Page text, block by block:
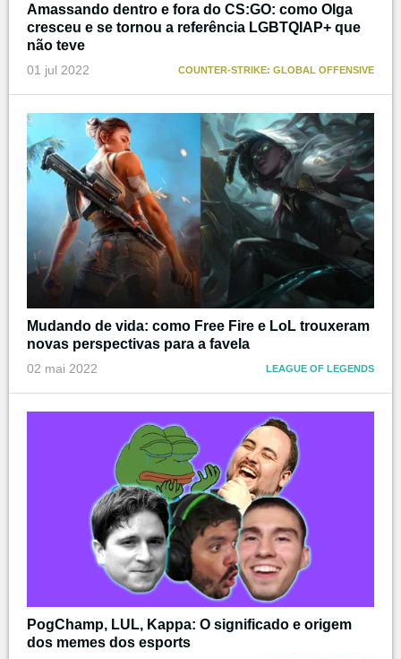
Amassando dentro e fora do CS:GO: como Olga
cresceu e se tornou a referência LGBTQIAP+ que
não teve
01 jul 2022 COUNTER-STRIKE: GLOBAL OFFENSIVE
Mudando de vida: como Free Fire e LoL trouxeram
novas perspectivas para a favela
02 mai 2022 LEAGUE OF LEGENDS
PogChamp, LUL, Kappa: O significado e origem
dos memes dos esports